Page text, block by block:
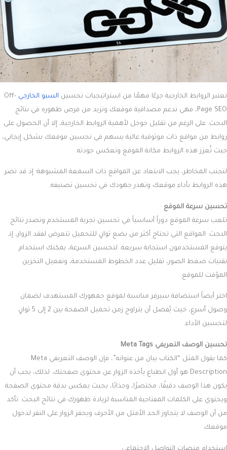
تعتبر الروابط الخارجية جزءًا مهمًا من استراتيجيات تحسين السيو الخارجي Off-
Page SEO، فهي تدعم مصداقية موقعك وتزيد من فرص ظهوره في نتائج
البحث. على الرغم من تقليل جوجل لأهمية الروابط الخارجية، إلا أن الحصول على
روابط من مواقع ذات موثوقية عالية يسهم في تحسين موقعك بشكل إيجابي،
حيث تُعزز هذه الروابط مكانة الموقع وتعكس جودته.
لتجنب المخاطر، يجب الابتعاد عن المواقع ذات السمعة المشبوهة؛ إذ قد تضر
هذه الروابط بأداء موقعك وتهدر جهودك في تحسين تصنيفه.
تحسين سرعة الموقع
تلعب سرعة الموقع دوراً أساسياً في تحسين تجربة المستخدم وتصدر نتائج
البحث. المواقع التي تحتاج أكثر من بضع ثوانٍ للتحميل تتعرض لفقد الزوار، إذ
يتوقع المستخدمون استجابة سريعة. لتحسين السرعة، يمكنك استخدام
تقنيات ضغط الصور، تقليل عدد الخطوط المستخدمة، وتفعيل التخزين
المؤقت للموقع.
اختر أيضاً استضافة سيرفر مناسبة لموقع جمهورك المستهدف لضمان
وصول أسرع، حيث يُفضل أن يتراوح زمن تحميل الصفحة بين 2 إلى 5 ثوانٍ
لتحسين الأداء.
تحسين الوصف التعريفي Meta Tags
كما يقول المثل “الكتاب يبان من عنوانه”، فإن الوصف التعريفي Meta
Description هو أول انطباع يأخذه الزوار عن محتوى صفحتك. لذلك، يجب أن
يكون هذا الوصف دقيقًا، مختصرًا، وجذابًا، بحيث يعكس بدقة محتوى الصفحة
ويحتوي على الكلمات المفتاحية المناسبة لزيادة ظهورك في نتائج البحث. تأكد
من أن الوصف لا يتجاوز الحد الأمثل من الأحرف ويحفز الزوار على النقر لدخول
موقعك.